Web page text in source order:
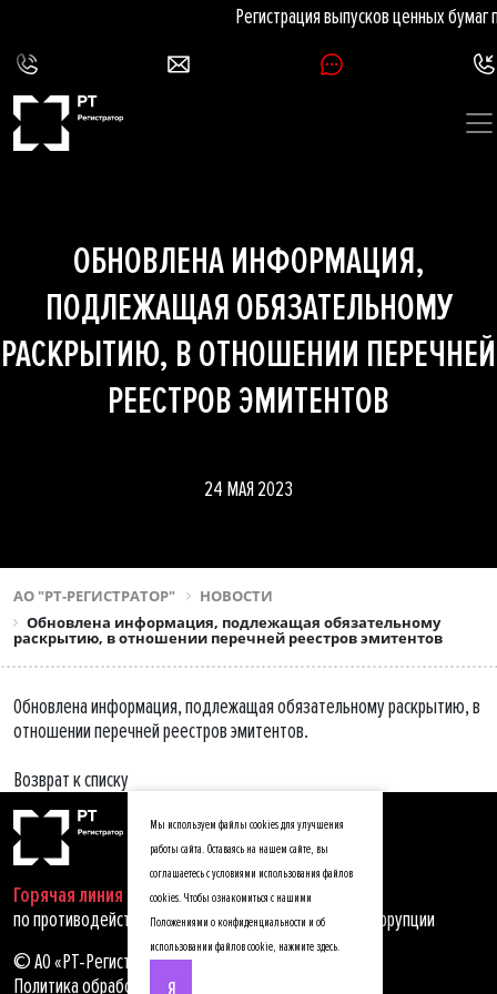
Регистрация выпусков ценных бумаг
ОБНОВЛЕНА ИНФОРМАЦИЯ,
ПОДЛЕЖАЩАЯ ОБЯЗАТЕЛЬНОМУ
РАСКРЫТИЮ, В ОТНОШЕНИИ ПЕРЕЧНЕЙ
РЕЕСТРОВ ЭМИТЕНТОВ
24 МАЯ 2023
АО "РТ-РЕГИСТРАТОР"
НОВОСТИ
Обновлена информация, подлежащая обязательному
раскрытию, в отношении перечней реестров эмитентов
Обновлена информация, подлежащая обязательному раскрытию, в
отношении перечней реестров эмитентов.
Возврат к списку
Горячая линия
по противодействию мошенничеству, хищениям и коррупции
© АО «РТ-Регистратор», 2025
Политика обработки персональных данных
Мы используем файлы cookies для улучшения
работы сайта. Оставаясь на нашем сайте, вы
соглашаетесь с условиями использования файлов
cookies. Чтобы ознакомиться с нашими
Положениями о конфиденциальности и об
использовании файлов cookie, нажмите здесь.
Я